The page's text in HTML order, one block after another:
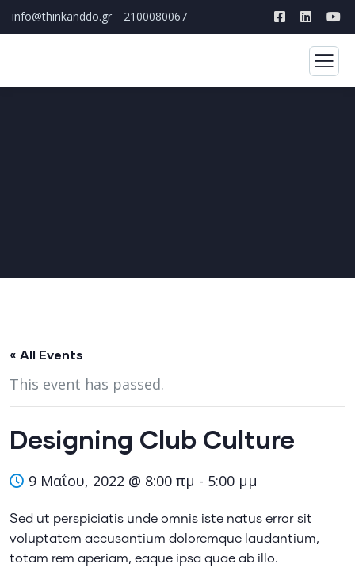
info@thinkanddo.gr 2100080067
« All Events
This event has passed.
Designing Club Culture
9 Μαΐου, 2022 @ 8:00 πμ - 5:00 μμ
Sed ut perspiciatis unde omnis iste natus error sit
voluptatem accusantium doloremque laudantium,
totam rem aperiam, eaque ipsa quae ab illo.